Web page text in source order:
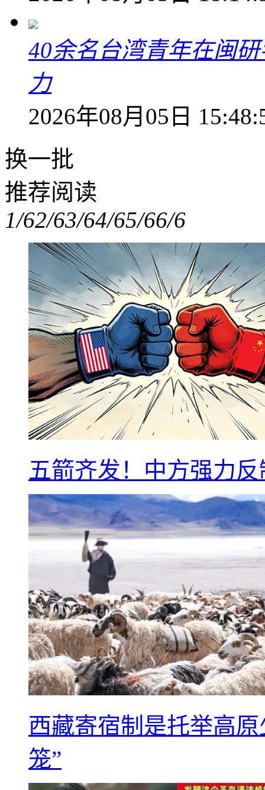
40余名台湾青年在闽
力
2026年08月05日
换一批
推荐阅读
1/62/63/64/65/66/6
五箭齐发！中方强力
西藏寄宿制是托举高
笼”